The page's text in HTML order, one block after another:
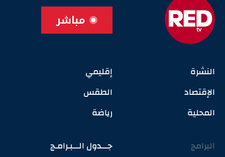
مباشر
النشرة
الإقتصاد
المحلية
إقليمي
الطقس
رياضة
البرامج
جـــدول الـــبـرامـج